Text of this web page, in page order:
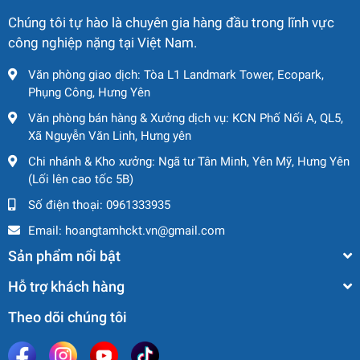
Chúng tôi tự hào là chuyên gia hàng đầu trong lĩnh vực
công nghiệp nặng tại Việt Nam.
Văn phòng giao dịch: Tòa L1 Landmark Tower, Ecopark,
Phụng Công, Hưng Yên
Văn phòng bán hàng & Xưởng dịch vụ: KCN Phố Nối A, QL5,
Xã Nguyễn Văn Linh, Hưng yên
Chi nhánh & Kho xưởng: Ngã tư Tân Minh, Yên Mỹ, Hưng Yên
(Lối lên cao tốc 5B)
Số điện thoại: 0961333935
Email: hoangtamhckt.vn@gmail.com
Sản phẩm nổi bật
Hỗ trợ khách hàng
Theo dõi chúng tôi